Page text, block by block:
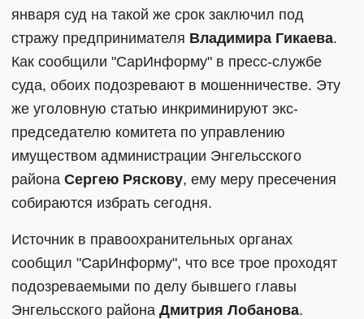
января суд на такой же срок заключил под
стражу предпринимателя Владимира Гикаева.
Как сообщили "СарИнформу" в пресс-службе
суда, обоих подозревают в мошенничестве. Эту
же уголовную статью инкриминируют экс-
председателю комитета по управлению
имуществом администрации Энгельсского
района Сергею Ряскову, ему меру пресечения
собираются избрать сегодня.
Источник в правоохранительных органах
сообщил "СарИнформу", что все трое проходят
подозреваемыми по делу бывшего главы
Энгельсского района Дмитрия Лобанова.